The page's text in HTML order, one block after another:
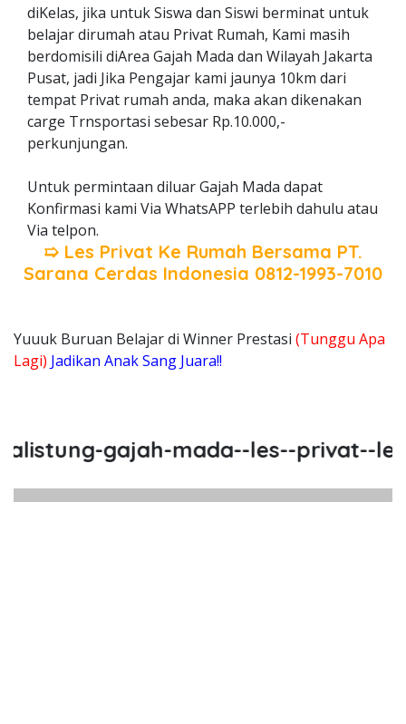
diKelas, jika untuk Siswa dan Siswi berminat untuk
belajar dirumah atau Privat Rumah, Kami masih
berdomisili diArea Gajah Mada dan Wilayah Jakarta
Pusat, jadi Jika Pengajar kami jaunya 10km dari
tempat Privat rumah anda, maka akan dikenakan
carge Trnsportasi sebesar Rp.10.000,-
perkunjungan.
Untuk permintaan diluar Gajah Mada dapat
Konfirmasi kami Via WhatsAPP terlebih dahulu atau
Via telpon.
➯ Les Privat Ke Rumah Bersama PT.
Sarana Cerdas Indonesia 0812-1993-7010
Yuuuk Buruan Belajar di Winner Prestasi (Tunggu Apa
Lagi) Jadikan Anak Sang Juara!!
gajah-mada--les--privat--les-